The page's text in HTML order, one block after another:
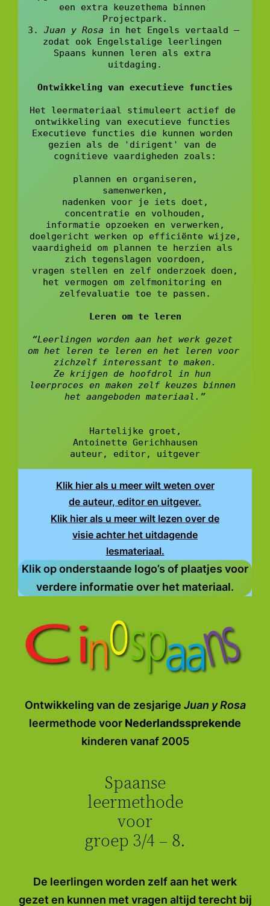
een extra keuzethema binnen
Projectpark.
3.
Juan y Rosa in het Engels vertaald –
zodat ook Engelstalige leerlingen
Spaans kunnen leren als extra
uitdaging.
Ontwikkeling van executieve functies
Het leermateriaal stimuleert actief de
ontwikkeling van executieve functies
Executieve functies die kunnen worden
gezien als de 'dirigent' van de
cognitieve vaardigheden zoals:
plannen en organiseren,
samenwerken,
nadenken voor je iets doet,
concentratie en volhouden,
informatie opzoeken en verwerken,
doelgericht werken op efficiënte wijze,
vaardigheid om plannen te herzien als
zich tegenslagen voordoen,
vragen stellen en zelf onderzoek doen,
het vermogen om zelfmonitoring en
zelfevaluatie toe te passen.
Leren om te leren
“Leerlingen worden aan het werk gezet
om het leren te leren en het leren voor
zichzelf interessant te maken.
Ze krijgen de hoofdrol in hun
leerproces en maken zelf keuzes binnen
het aangeboden materiaal.”
Hartelijke groet,
Antoinette Gerichhausen
auteur, editor, uitgever
Klik hier als u meer wilt weten over
de auteur, editor en uitgever.
Klik hier als u meer wilt lezen over de
visie achter het uitdagende
lesmateriaal.
Klik op onderstaande logo’s of plaatjes voor
verdere informatie over het materiaal.
Ontwikkeling van de zesjarige Juan y Rosa
leermethode voor Nederlandssprekende
kinderen vanaf 2005
Spaanse
leermethode
voor
groep 3/4 – 8.
De leerlingen worden zelf aan het werk
gezet en kunnen met vragen altijd terecht bij